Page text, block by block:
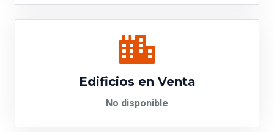
Edificios en Venta
No disponible